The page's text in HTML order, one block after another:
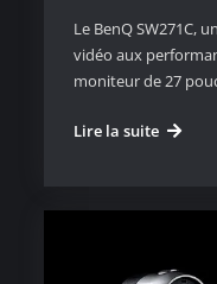
Le BenQ SW271C,
vidéo aux
moniteur de 27
Lire la suiteBenQ